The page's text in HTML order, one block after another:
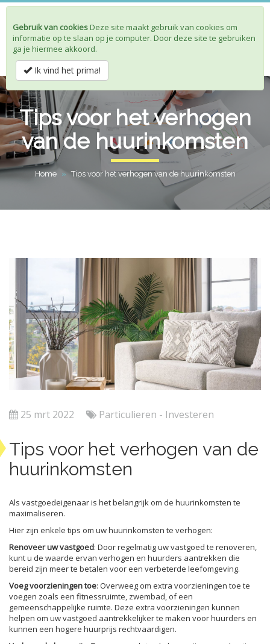
Toggle
Tips voor het verhogen
van de huurinkomsten
Home » Tips voor het verhogen van de huurinkomsten
25 mrt 2022 Particulieren - Investeren
Tips voor het verhogen van de
huurinkomsten
Als vastgoedeigenaar is het belangrijk om de huurinkomsten te
maximaliseren.
Hier zijn enkele tips om uw huurinkomsten te verhogen:
Renoveer uw vastgoed: Door regelmatig uw vastgoed te renoveren,
kunt u de waarde ervan verhogen en huurders aantrekken die
bereid zijn meer te betalen voor een verbeterde leefomgeving.
Voeg voorzieningen toe: Overweeg om extra voorzieningen toe te
voegen zoals een fitnessruimte, zwembad, of een
gemeenschappelijke ruimte. Deze extra voorzieningen kunnen
helpen om uw vastgoed aantrekkelijker te maken voor huurders en
kunnen een hogere huurprijs rechtvaardigen.
Gebruik van cookiesDeze site maakt gebruik van cookies om
informatie op te slaan op je computer. Door deze site te gebruiken
ga je hiermee akkoord.
Ik vind het prima!